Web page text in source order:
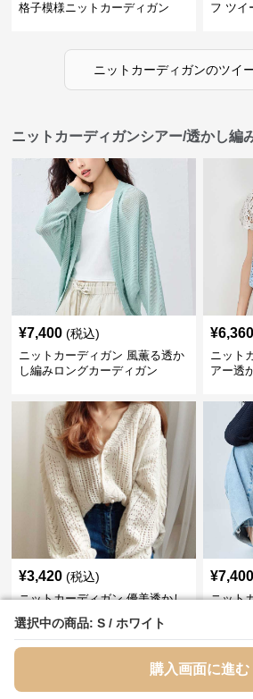
選択中の商品: S / ホワイト
購入画面に進む
選択中の商品: S / ホワイト
購入画面に進む
格子模様ニットカーディガン
フ ツイ
ニットカーディガンのツイ
ニットカーディガンシアー/透かし編
¥7,400 (税込)
ニットカーディガン 風薫る透か
し編みロングカーディガン
¥6,360
ニット
アー透
¥3,420 (税込)
ニットカーディガン 優美透かし
編みレトロカーディガン
¥7,400
ニット